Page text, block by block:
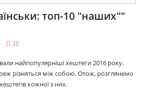
топ-10 "наших""
25
найпопулярніші хештеги 2016 року.
різняться між собою. Отож, розглянемо
кожної з них.